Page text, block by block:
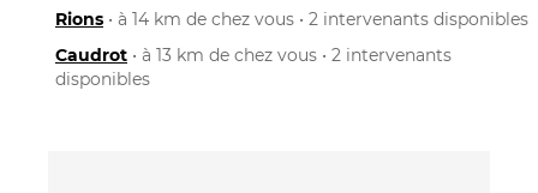
Rions • à 14 km de chez vous • 2 intervenants disponibles
Caudrot • à 13 km de chez vous • 2 intervenants
disponibles